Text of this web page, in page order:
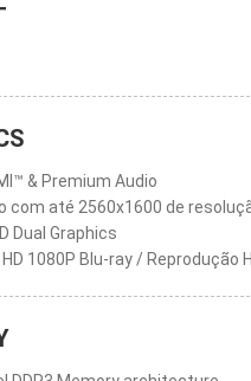
& Premium Audio
com até 2560x1600 de
Dual Graphics
1080P Blu-ray / Reprodução